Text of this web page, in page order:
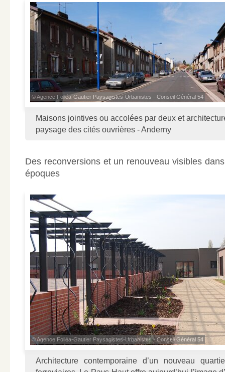
© Agence Folléa-Gautier Paysagistes-Urbanistes - Conseil Général 54
Maisons jointives ou accolées par deux et
paysage des cités ouvrières - Anderny
Des reconversions et un renouveau visibles
époques
© Agence Folléa-Gautier Paysagistes-Urbanistes - Conseil Général 54
Architecture contemporaine d’un nouveau